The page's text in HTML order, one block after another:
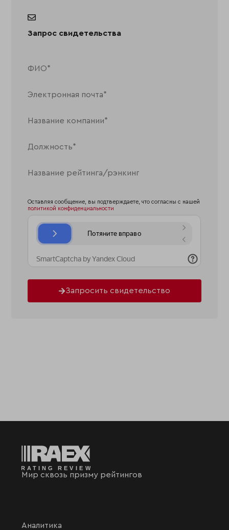
Запрос свидетельства
Оставляя сообщение, вы подтверждаете, что согласны с нашей
политикой конфиденциальности
Запросить свидетельство
Мир сквозь призму рейтингов
Аналитика